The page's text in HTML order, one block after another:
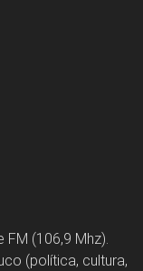
FM (106,9 Mhz).
(política, cultura,